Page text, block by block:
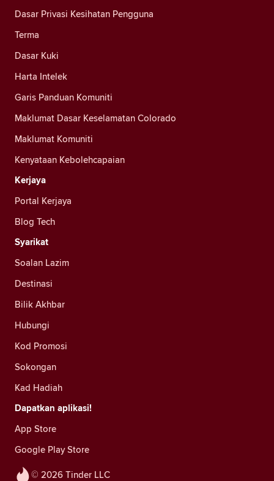
© 2026 Tinder LLC
Dasar Privasi Kesihatan Pengguna
Terma
Dasar Kuki
Harta Intelek
Garis Panduan Komuniti
Maklumat Dasar Keselamatan Colorado
Maklumat Komuniti
Kenyataan Kebolehcapaian
Kerjaya
Portal Kerjaya
Blog Tech
Syarikat
Soalan Lazim
Destinasi
Bilik Akhbar
Hubungi
Kod Promosi
Sokongan
Kad Hadiah
Dapatkan aplikasi!
App Store
Google Play Store